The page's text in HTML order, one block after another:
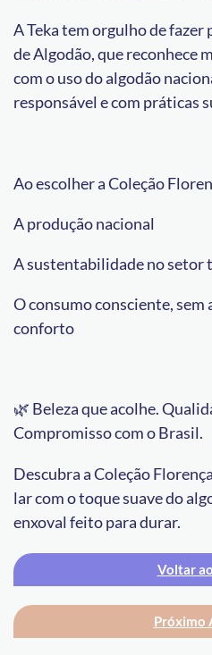
A Teka tem orgulho de
de Algodão, que reconhece
com o uso do algodão
responsável e com práticas
Ao escolher a Coleção
A produção nacional
A sustentabilidade no setor
O consumo consciente,
conforto
🌿 Beleza que acolhe.
Compromisso com o Brasil.
Descubra a Coleção
lar com o toque suave do
enxoval feito para durar.
Voltar
Próximo